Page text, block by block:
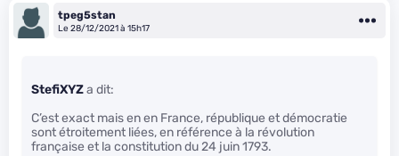
tpeg5stan
Le 28/12/2021 à 15h17
StefiXYZa dit:
C’est exact mais en en France, république et démocratie
sont étroitement liées, en référence à la révolution
française et la constitution du 24 juin 1793.